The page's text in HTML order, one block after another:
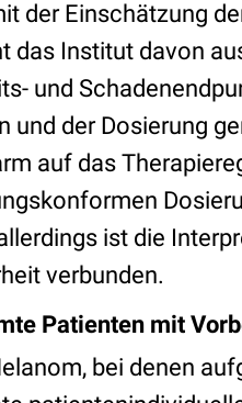
der Einschätzung
das Institut davon
und
und der Dosierung
auf das
ist die
verbunden.
Patienten mit
bei denen